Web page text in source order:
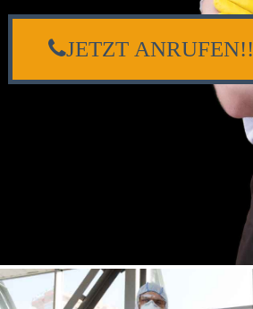
JETZT ANRUFEN!!